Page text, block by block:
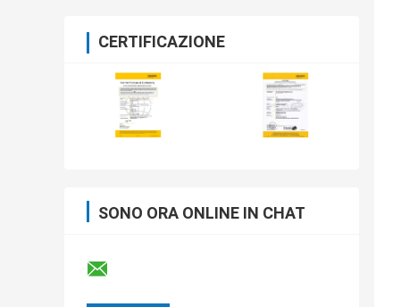
CERTIFICAZIONE
SONO ORA ONLINE IN CHAT